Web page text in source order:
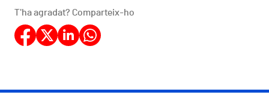
T'ha agradat? Comparteix-ho